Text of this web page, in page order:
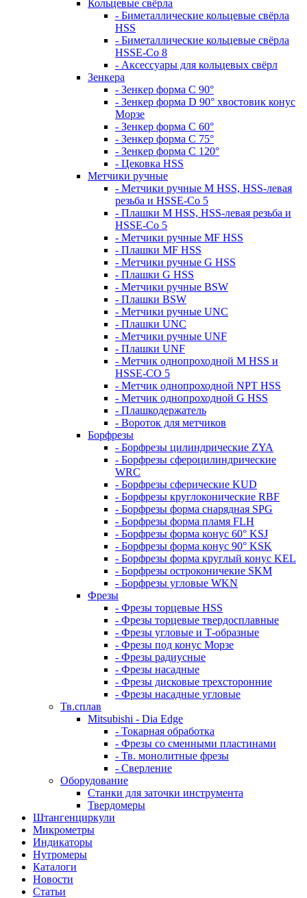
Кольцевые свёрла
- Биметаллические кольцевые свёрла
HSS
- Биметаллические кольцевые свёрла
HSSE-Co 8
- Аксессуары для кольцевых свёрл
Зенкера
- Зенкер форма С 90°
- Зенкер форма D 90° хвостовик конус
Морзе
- Зенкер форма С 60°
- Зенкер форма С 75°
- Зенкер форма С 120°
- Цековка HSS
Метчики ручные
- Метчики ручные M HSS, HSS-левая
резьба и HSSE-Co 5
- Плашки M HSS, HSS-левая резьба и
HSSE-Co 5
- Метчики ручные MF HSS
- Плашки MF HSS
- Метчики ручные G HSS
- Плашки G HSS
- Метчики ручные BSW
- Плашки BSW
- Метчики ручные UNC
- Плашки UNC
- Метчики ручные UNF
- Плашки UNF
- Метчик однопроходной M HSS и
HSSE-CO 5
- Метчик однопроходной NPT HSS
- Метчик однопроходной G HSS
- Плашкодержатель
- Вороток для метчиков
Борфрезы
- Борфрезы цилиндрические ZYA
- Борфрезы сфероцилиндрические
WRC
- Борфрезы сферические KUD
- Борфрезы круглоконические RBF
- Борфрезы форма снарядная SPG
- Борфрезы форма пламя FLH
- Борфрезы форма конус 60° KSJ
- Борфрезы форма конус 90° KSK
- Борфрезы форма круглый конус KEL
- Борфрезы остроконичекие SKM
- Борфрезы угловые WKN
Фрезы
- Фрезы торцевые HSS
- Фрезы торцевые твердосплавные
- Фрезы угловые и Т-образные
- Фрезы под конус Морзе
- Фрезы радиусные
- Фрезы насадные
- Фрезы дисковые трехсторонние
- Фрезы насадные угловые
Тв.сплав
Mitsubishi - Dia Edge
- Токарная обработка
- Фрезы со сменными пластинами
- Тв. монолитные фрезы
- Сверление
Оборудование
Станки для заточки инструмента
Твердомеры
Штангенциркули
Микрометры
Индикаторы
Нутромеры
Каталоги
Новости
Статьи